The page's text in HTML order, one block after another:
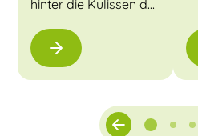
hinter die Kulissen der